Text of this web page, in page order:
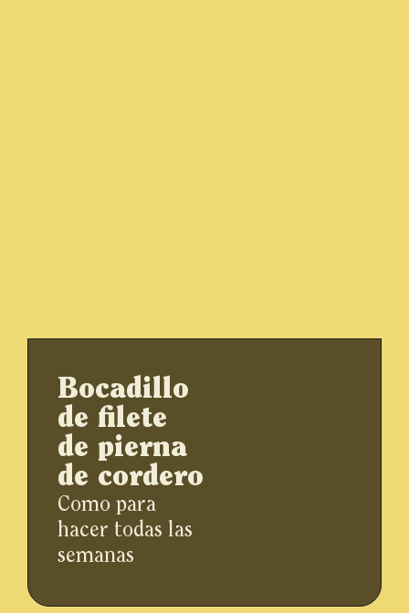
Bocadillo
de filete
de pierna
de cordero
Como para
hacer todas las
semanas